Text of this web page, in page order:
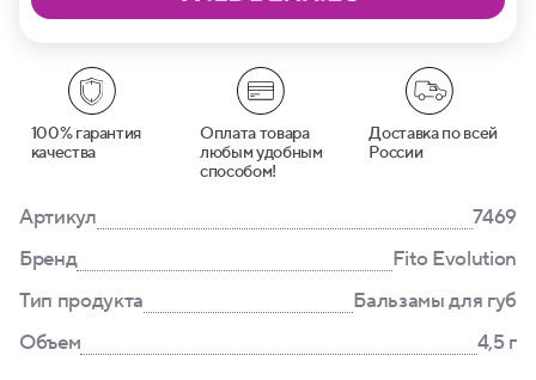
100% гарантия
качества
Оплата товара
любым удобным
способом!
Доставка по всей
России
Артикул
7469
Бренд
Fito Evolution
Тип продукта
Бальзамы для губ
Объем
4,5 г